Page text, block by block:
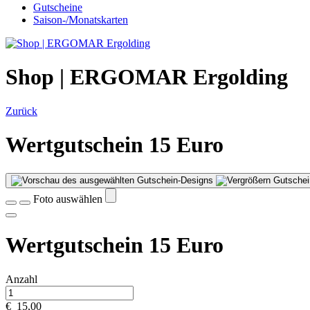
Gutscheine
Saison-/Monatskarten
Shop | ERGOMAR Ergolding
Zurück
Wertgutschein 15 Euro
Foto auswählen
Wertgutschein 15 Euro
Anzahl
€ 15,00